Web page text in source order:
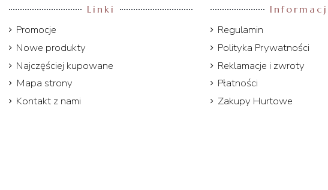
Linki
Promocje
Nowe produkty
Najczęściej kupowane
Mapa strony
Kontakt z nami
Regulamin
Polityka Prywatności
Reklamacje i zwroty
Płatności
Zakupy Hurtowe